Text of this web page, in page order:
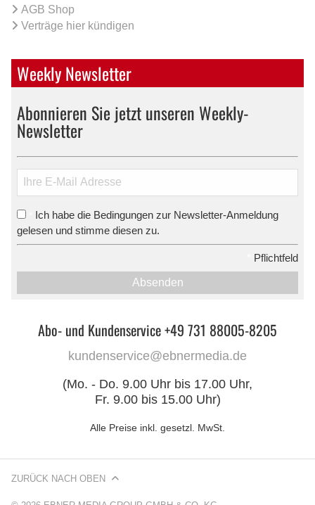
AGB Shop
Verträge hier kündigen
Weekly Newsletter
Abonnieren Sie jetzt unseren Weekly-
Newsletter
Ich habe die Bedingungen zur Newsletter-Anmeldung
gelesen und stimme diesen zu.
Pflichtfeld
Absenden
Abo- und Kundenservice +49 731 88005-8205
kundenservice@ebnermedia.de
(Mo. - Do. 9.00 Uhr bis 17.00 Uhr,
Fr. 9.00 bis 15.00 Uhr)
Alle Preise inkl. gesetzl. MwSt.
ZURÜCK NACH OBEN